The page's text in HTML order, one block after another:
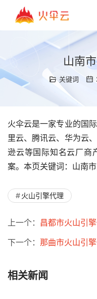
山南
关键词
火伞云是一家专业的国
里云、腾讯云、华为云
逊云等国际知名云厂商
案。本页关键词：山南
火山引擎代理
上一个： 昌都市火山引
下一个： 那曲市火山引
相关新闻